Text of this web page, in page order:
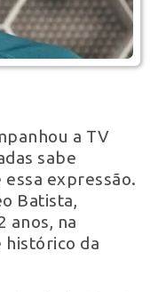
a TV
sabe
expressão.
Batista,
anos, na
histórico da